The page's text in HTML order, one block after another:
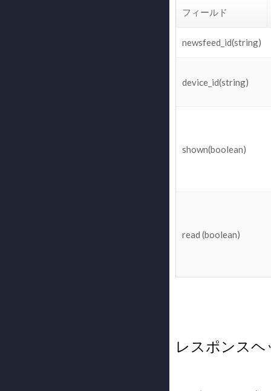
フィールド
newsfeed_id(string)
device_id(string)
shown(boolean)
read (boolean)
レスポンスヘ